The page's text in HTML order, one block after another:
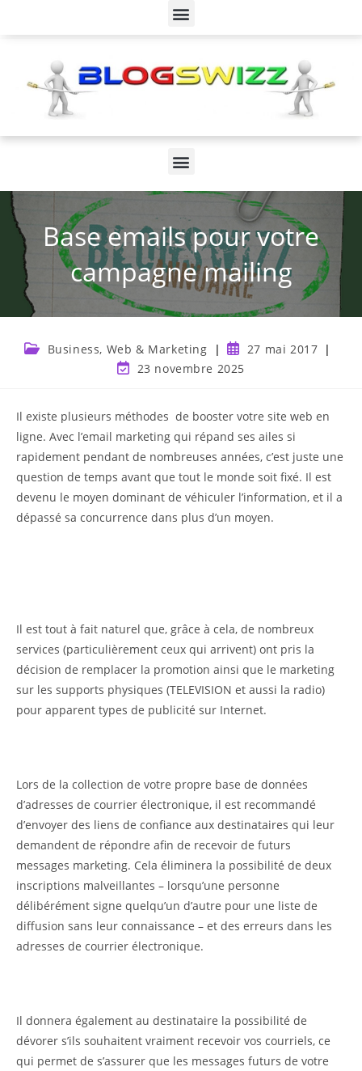
Base emails pour votre
campagne mailing
Business, Web & Marketing
27 mai 2017
23 novembre 2025
Il existe plusieurs méthodes de booster votre site web en
ligne. Avec l’email marketing qui répand ses ailes si
rapidement pendant de nombreuses années, c’est juste une
question de temps avant que tout le monde soit fixé. Il est
devenu le moyen dominant de véhiculer l’information, et il a
dépassé sa concurrence dans plus d’un moyen.
Il est tout à fait naturel que, grâce à cela, de nombreux
services (particulièrement ceux qui arrivent) ont pris la
décision de remplacer la promotion ainsi que le marketing
sur les supports physiques (TELEVISION et aussi la radio)
pour apparent types de publicité sur Internet.
Lors de la collection de votre propre base de données
d’adresses de courrier électronique, il est recommandé
d’envoyer des liens de confiance aux destinataires qui leur
demandent de répondre afin de recevoir de futurs
messages marketing. Cela éliminera la possibilité de deux
inscriptions malveillantes – lorsqu’une personne
délibérément signe quelqu’un d’autre pour une liste de
diffusion sans leur connaissance – et des erreurs dans les
adresses de courrier électronique.
Il donnera également au destinataire la possibilité de
dévorer s’ils souhaitent vraiment recevoir vos courriels, ce
qui permet de s’assurer que les messages futurs de votre